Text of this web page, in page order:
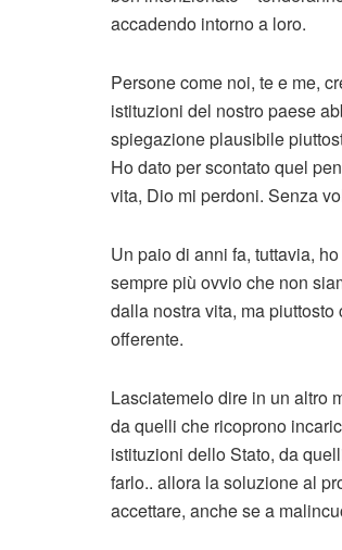
accadendo intorno a loro.
Persone come noi, te e me,
istituzioni del nostro paese
spiegazione plausibile
Ho dato per scontato quel
vita, Dio mi perdoni. Senza
Un paio di anni fa, tuttavia,
sempre più ovvio che non
dalla nostra vita, ma
offerente.
Lasciatemelo dire in un altro
da quelli che ricoprono
istituzioni dello Stato, da
farlo.. allora la soluzione al
accettare, anche se a